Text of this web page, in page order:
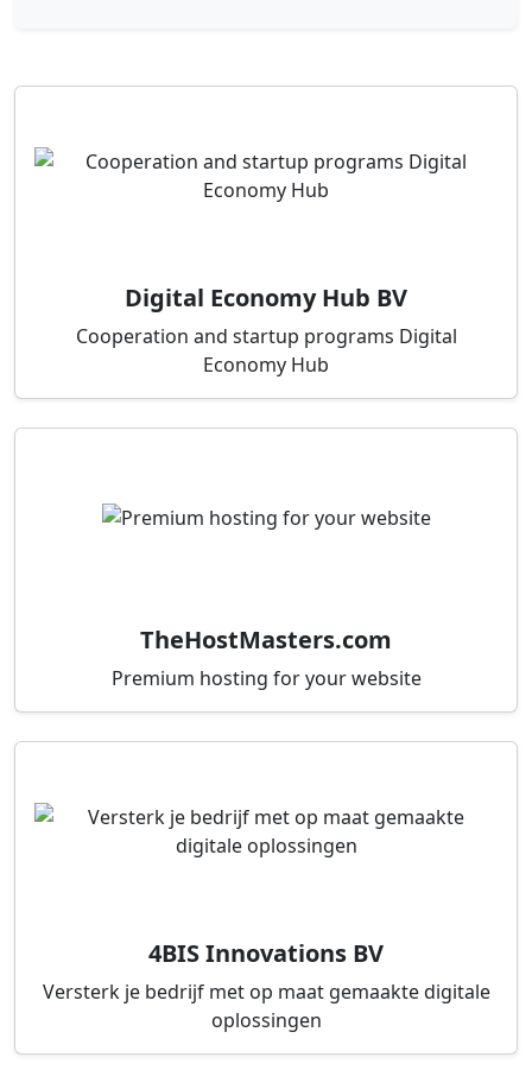
Digital Economy Hub BV
Cooperation and startup programs Digital
Economy Hub
TheHostMasters.com
Premium hosting for your website
4BIS Innovations BV
Versterk je bedrijf met op maat gemaakte digitale
oplossingen